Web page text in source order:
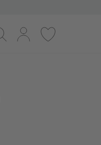
Suche Log-in Merkliste